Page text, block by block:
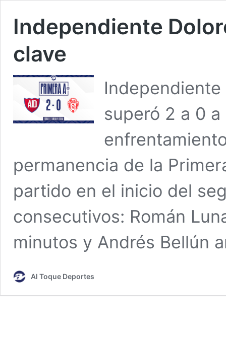
Independiente
clave
superó 2 a 0
permanencia de la
partido en el inicio del
consecutivos: Román
minutos y Andrés Bellún
Al Toque Deportes